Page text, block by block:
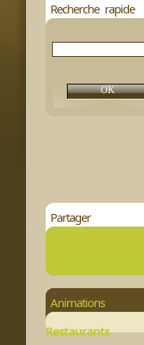
Recherche rapide
Partager
Animations
Restaurants